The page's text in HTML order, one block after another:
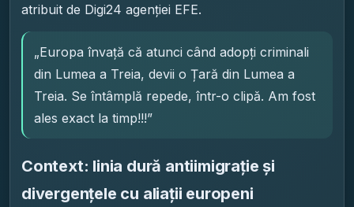
atribuit de Digi24 agenției EFE.
„Europa învață că atunci când adopți criminali
din Lumea a Treia, devii o Țară din Lumea a
Treia. Se întâmplă repede, într-o clipă. Am fost
ales exact la timp!!!”
Context: linia dură antiimigrație și
divergențele cu aliații europeni